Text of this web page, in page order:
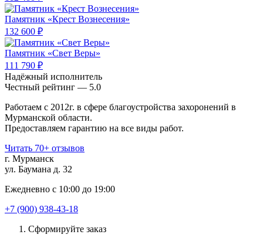
Памятник «Крест Вознесения»
132 600 ₽
Памятник «Свет Веры»
111 790 ₽
Надёжный исполнитель
Чеcтный рейтинг — 5.0
Работаем с 2012г. в сфере благоустройства захоронений в
Мурманской области.
Предоставляем гарантию на все виды работ.
Читать 70+ отзывов
г. Мурманск
ул. Баумана д. 32
Ежедневно с 10:00 до 19:00
+7 (900) 938-43-18
Сформируйте заказ